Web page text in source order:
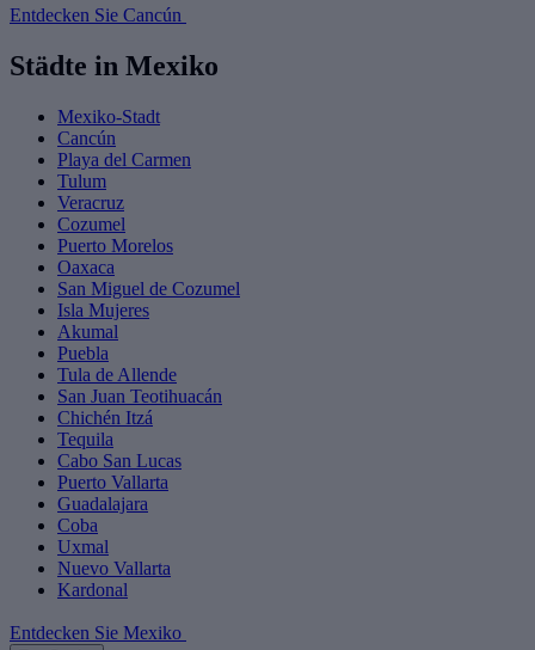
Entdecken Sie Cancún
Städte in Mexiko
Mexiko-Stadt
Cancún
Playa del Carmen
Tulum
Veracruz
Cozumel
Puerto Morelos
Oaxaca
San Miguel de Cozumel
Isla Mujeres
Akumal
Puebla
Tula de Allende
San Juan Teotihuacán
Chichén Itzá
Tequila
Cabo San Lucas
Puerto Vallarta
Guadalajara
Coba
Uxmal
Nuevo Vallarta
Kardonal
Entdecken Sie Mexiko